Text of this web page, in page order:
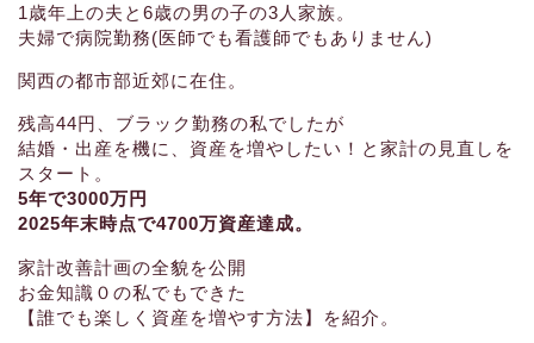
1歳年上の夫と6歳の男の子の3人家族。
夫婦で病院勤務(医師でも看護師でもありません)
関西の都市部近郊に在住。
残高44円、ブラック勤務の私でしたが
結婚・出産を機に、資産を増やしたい！と家計の見直しを
スタート。
5年で3000万円
2025年末時点で4700万資産達成。
家計改善計画の全貌を公開
お金知識０の私でもできた
【誰でも楽しく資産を増やす方法】を紹介。